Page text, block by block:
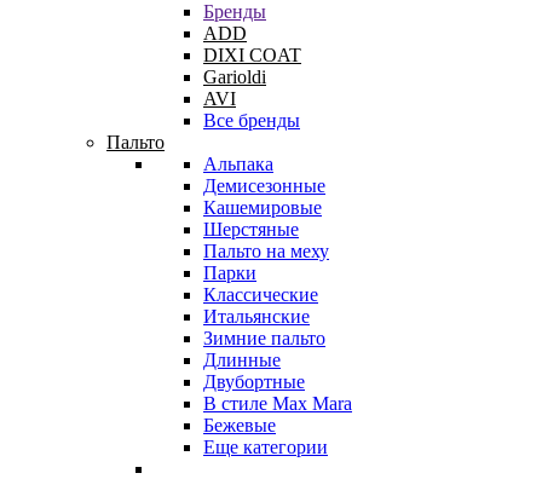
Бренды
ADD
DIXI COAT
Garioldi
AVI
Все бренды
Пальто
Альпака
Демисезонные
Кашемировые
Шерстяные
Пальто на меху
Парки
Классические
Итальянские
Зимние пальто
Длинные
Двубортные
В стиле Max Mara
Бежевые
Еще категории